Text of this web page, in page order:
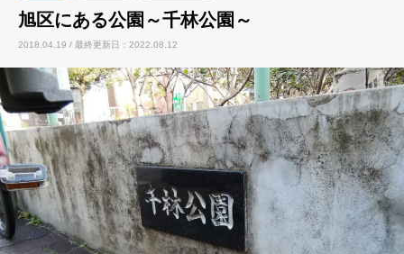
旭区にある公園～千林公園～
2018.04.19 / 最終更新日：2022.08.12